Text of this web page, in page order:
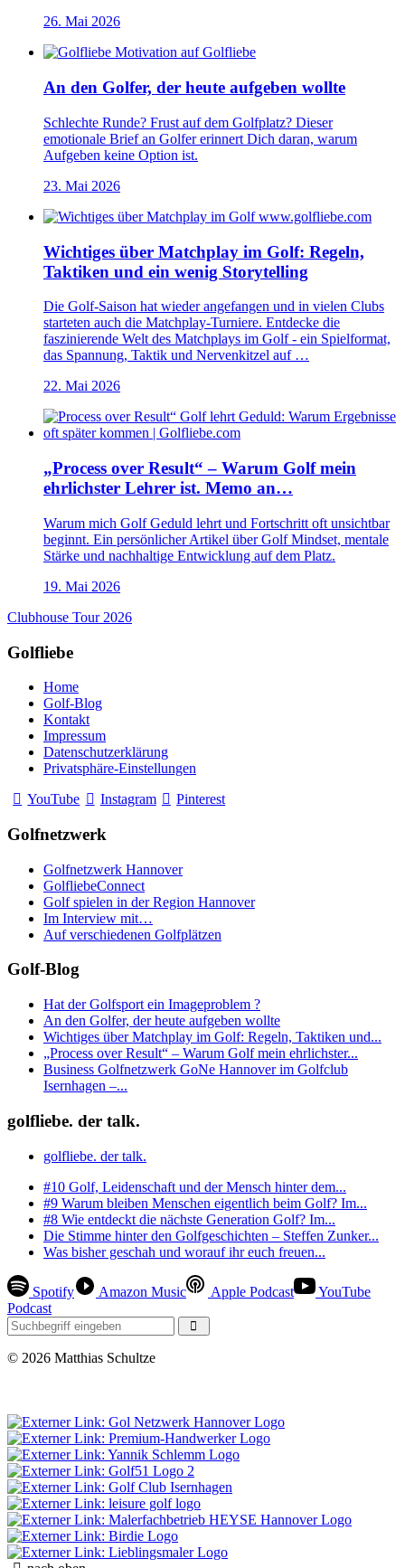
26. Mai 2026
An den Golfer, der heute aufgeben wollte
Schlechte Runde? Frust auf dem Golfplatz? Dieser
emotionale Brief an Golfer erinnert Dich daran, warum
Aufgeben keine Option ist.
23. Mai 2026
Wichtiges über Matchplay im Golf: Regeln,
Taktiken und ein wenig Storytelling
Die Golf-Saison hat wieder angefangen und in vielen Clubs
starteten auch die Matchplay-Turniere. Entdecke die
faszinierende Welt des Matchplays im Golf - ein Spielformat,
das Spannung, Taktik und Nervenkitzel auf …
22. Mai 2026
„Process over Result“ – Warum Golf mein
ehrlichster Lehrer ist. Memo an…
Warum mich Golf Geduld lehrt und Fortschritt oft unsichtbar
beginnt. Ein persönlicher Artikel über Golf Mindset, mentale
Stärke und nachhaltige Entwicklung auf dem Platz.
19. Mai 2026
Clubhouse Tour 2026
Golfliebe
Home
Golf-Blog
Kontakt
Impressum
Datenschutzerklärung
Privatsphäre-Einstellungen
YouTube
Instagram Pinterest
Golfnetzwerk
Golfnetzwerk Hannover
GolfliebeConnect
Golf spielen in der Region Hannover
Im Interview mit…
Auf verschiedenen Golfplätzen
Golf-Blog
Hat der Golfsport ein Imageproblem ?
An den Golfer, der heute aufgeben wollte
Wichtiges über Matchplay im Golf: Regeln, Taktiken und...
„Process over Result“ – Warum Golf mein ehrlichster...
Business Golfnetzwerk GoNe Hannover im Golfclub
Isernhagen –...
golfliebe. der talk.
golfliebe. der talk.
#10 Golf, Leidenschaft und der Mensch hinter dem...
#9 Warum bleiben Menschen eigentlich beim Golf? Im...
#8 Wie entdeckt die nächste Generation Golf? Im...
Die Stimme hinter den Golfgeschichten – Steffen Zunker...
Was bisher geschah und worauf ihr euch freuen...
Spotify Amazon Music Apple Podcast
YouTube
Podcast
© 2026 Matthias Schultze